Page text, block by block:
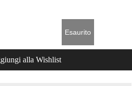
Esaurito
alla Wishlist